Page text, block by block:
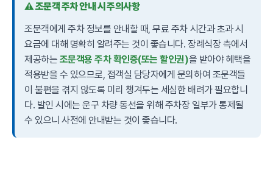
⚠️ 조문객 주차 안내 시 주의사항
조문객에게 주차 정보를 안내할 때, 무료 주차 시간과 초과 시
요금에 대해 명확히 알려주는 것이 좋습니다. 장례식장 측에서
제공하는 조문객용 주차 확인증(또는 할인권)을 받아야 혜택을
적용받을 수 있으므로, 접객실 담당자에게 문의하여 조문객들
이 불편을 겪지 않도록 미리 챙겨두는 세심한 배려가 필요합니
다. 발인 시에는 운구 차량 동선을 위해 주차장 일부가 통제될
수 있으니 사전에 안내받는 것이 좋습니다.